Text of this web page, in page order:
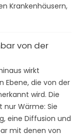
Krankenhäusern,
von der
wirkt
Ebene, die von der
wird. Die
Wärme: Sie
eine Diffusion und
mit denen von